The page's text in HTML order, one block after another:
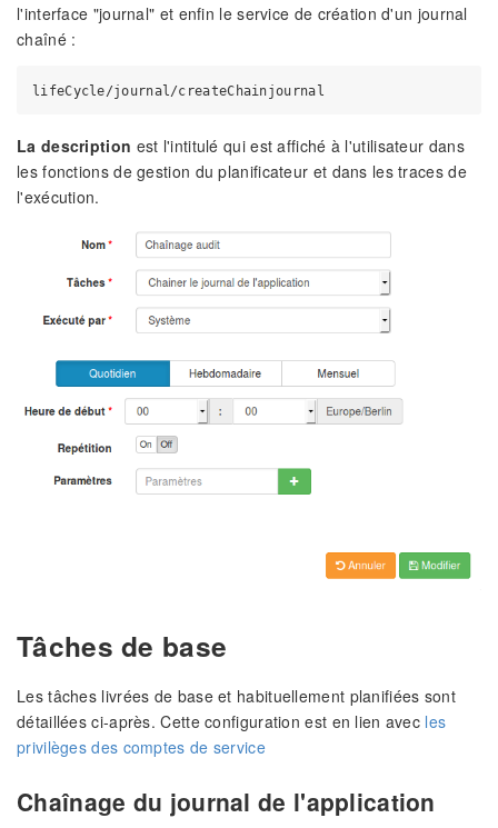
l'interface "journal" et enfin le service de création d'un journal
chaîné :
La description est l'intitulé qui est affiché à l'utilisateur dans
les fonctions de gestion du planificateur et dans les traces de
l'exécution.
Tâches de base
Les tâches livrées de base et habituellement planifiées sont
détaillées ci-après. Cette configuration est en lien avec les
privilèges des comptes de service
Chaînage du journal de l'application